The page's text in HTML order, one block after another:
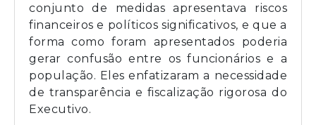
conjunto de medidas apresentava riscos
financeiros e políticos significativos, e que a
forma como foram apresentados poderia
gerar confusão entre os funcionários e a
população. Eles enfatizaram a necessidade
de transparência e fiscalização rigorosa do
Executivo.